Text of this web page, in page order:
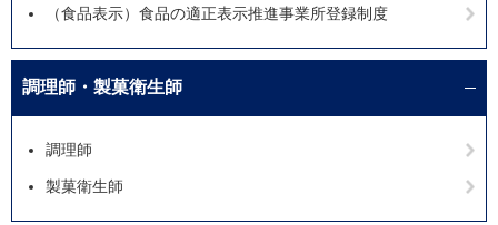
（食品表示）食品の適正表示推進事業所登録制度
調理師・製菓衛生師
調理師
製菓衛生師